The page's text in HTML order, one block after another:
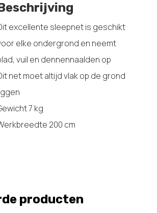
excellente sleepnet is geschikt
elke ondergrond en neemt
vuil en dennennaalden op
net moet altijd vlak op de grond
7 kg
200 cm
producten